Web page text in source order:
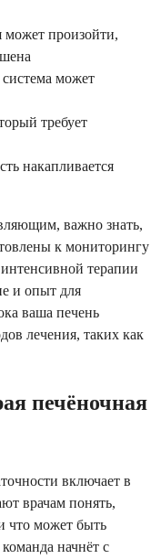
может произойти,
может
требует
накапливается
важно знать,
к мониторингу
терапии
и опыт для
ваша печень
лечения, таких как
печёночная
включает в
врачам понять,
что может быть
начнёт с